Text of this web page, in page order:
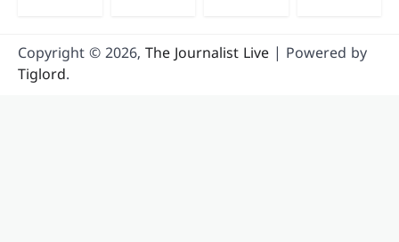
Copyright © 2026, The Journalist Live | Powered by
Tiglord.